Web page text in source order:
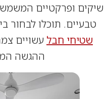
ופרקטיים המשמשים
תוכלו לבחור בין
חבלעשויים צמר,
ההגשה